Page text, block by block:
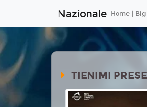
Nazionale Home |
TIENIMI